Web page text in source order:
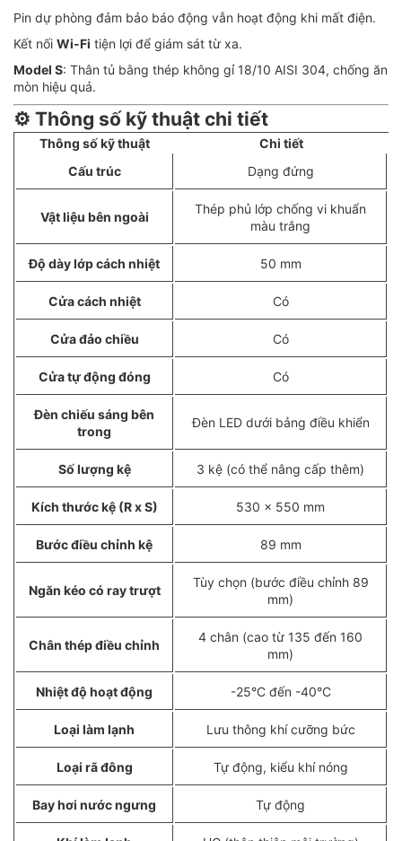
Pin dự phòng đảm bảo báo động vẫn hoạt động khi mất điện.
Kết nối Wi-Fi tiện lợi để giám sát từ xa.
Model S: Thân tủ bằng thép không gỉ 18/10 AISI 304, chống ăn
mòn hiệu quả.
⚙️ Thông số kỹ thuật chi tiết
Thông số kỹ thuật
Chi tiết
Cấu trúc
Dạng đứng
Vật liệu bên ngoài
Thép phủ lớp chống vi khuẩn
màu trắng
Độ dày lớp cách nhiệt 50 mm
Cửa cách nhiệt Có
Cửa đảo chiều Có
Cửa tự động đóng Có
Đèn chiếu sáng bên
trong
Đèn LED dưới bảng điều khiển
Số lượng kệ 3 kệ (có thể nâng cấp thêm)
Kích thước kệ (R x S) 530 x 550 mm
Bước điều chỉnh kệ 89 mm
Ngăn kéo có ray trượt
Tùy chọn (bước điều chỉnh 89
mm)
Chân thép điều chỉnh
4 chân (cao từ 135 đến 160
mm)
Nhiệt độ hoạt động -25°C đến -40°C
Loại làm lạnh Lưu thông khí cưỡng bức
Loại rã đông Tự động, kiểu khí nóng
Bay hơi nước ngưng Tự động